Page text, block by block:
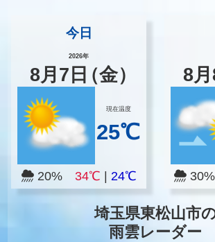
今日
2026年
8月 7 日（金）
現在温度
25℃
20% 34℃ 24℃
8月
埼玉県東松山市
雨雲レーダー